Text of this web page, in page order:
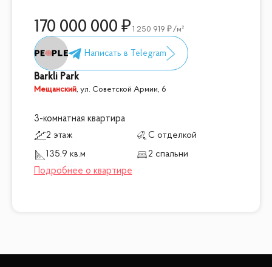
170 000 000 1 250 919 /м²
Barkli Park
Мещанский, ул. Советской Армии, 6
3-комнатная квартира
2 этаж
С отделкой
135.9 кв.м
2 спальни